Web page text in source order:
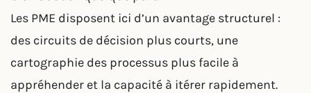
Les PME disposent ici d’un avantage structurel :
des circuits de décision plus courts, une
cartographie des processus plus facile à
appréhender et la capacité à itérer rapidement.